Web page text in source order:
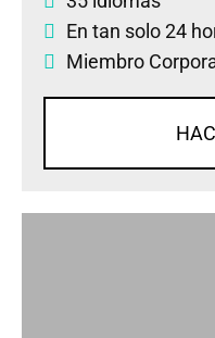
En tan solo 24
Miembro